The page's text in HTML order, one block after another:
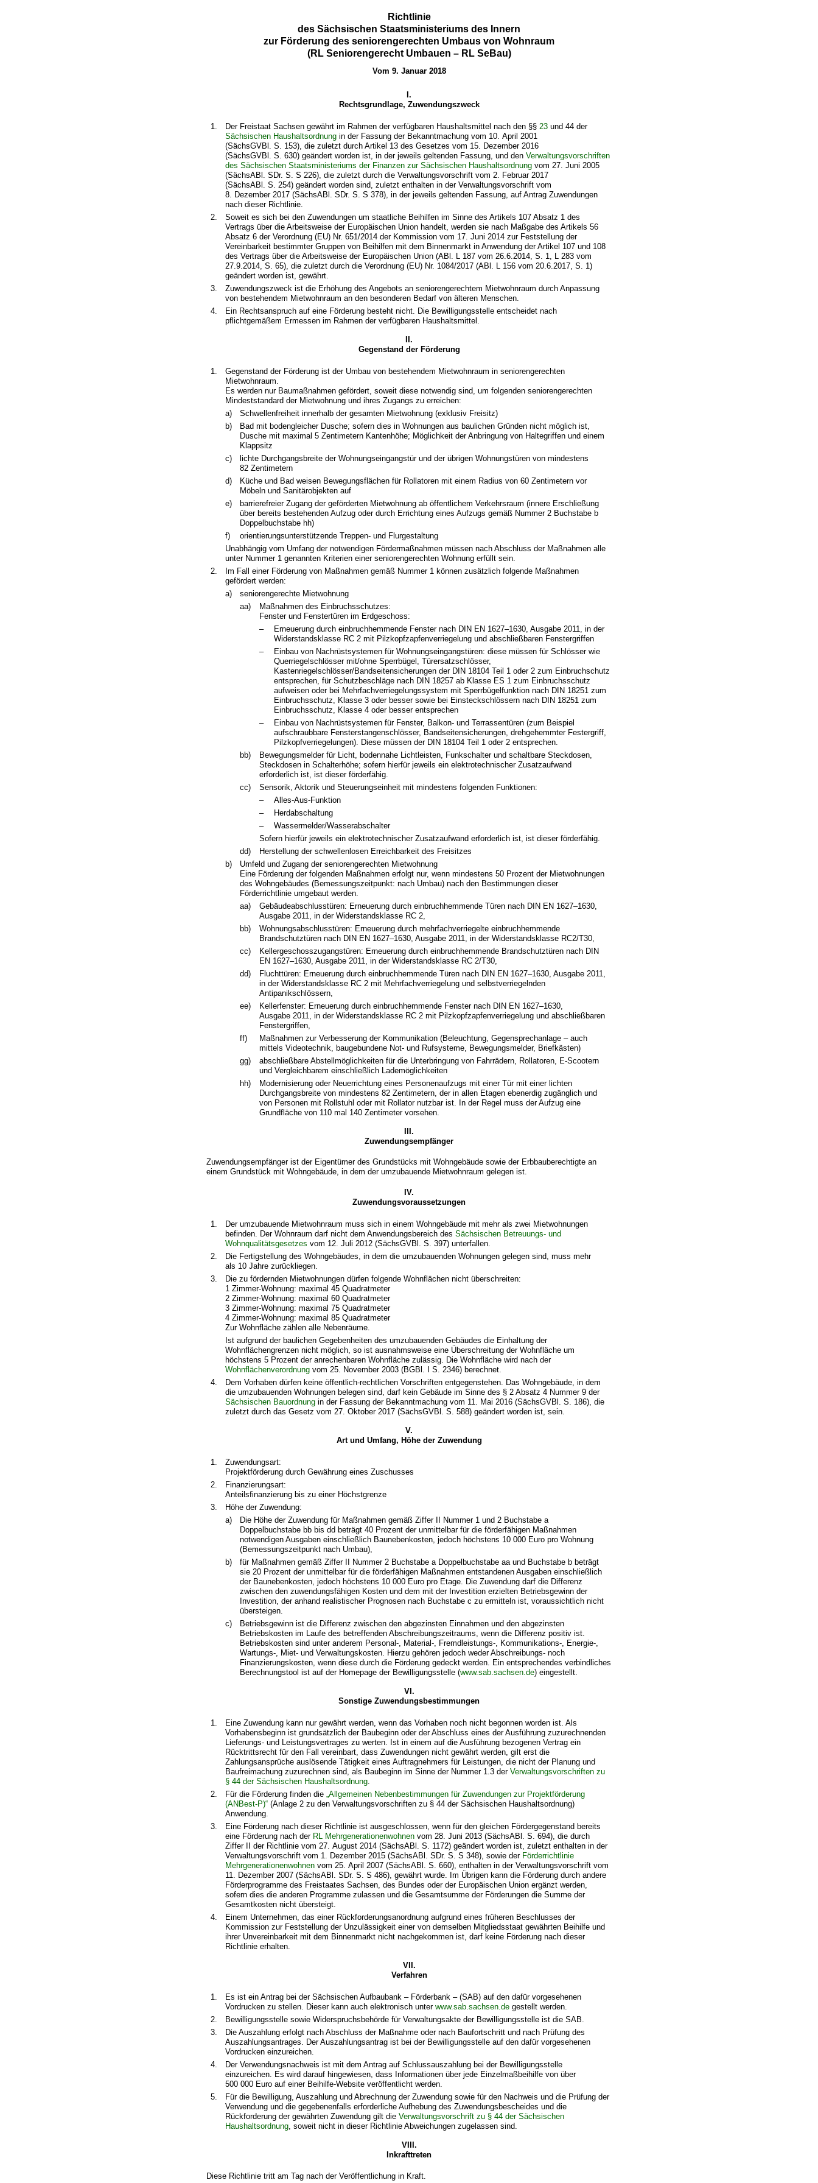
Richtlinie
des Sächsischen Staatsministeriums des Innern
zur Förderung des seniorengerechten Umbaus von Wohnraum
(RL Seniorengerecht Umbauen – RL SeBau)
Vom 9. Januar 2018
I.
Rechtsgrundlage, Zuwendungszweck
1. Der Freistaat Sachsen gewährt im Rahmen der verfügbaren Haushaltsmittel nach den §§ 23und 44 der
Sächsischen Haushaltsordnungin der Fassung der Bekanntmachung vom 10. April 2001
(SächsGVBl. S. 153), die zuletzt durch Artikel 13 des Gesetzes vom 15. Dezember 2016
(SächsGVBl. S. 630) geändert worden ist, in der jeweils geltenden Fassung, und den Verwaltungsvorschriften
des Sächsischen Staatsministeriums der Finanzen zur Sächsischen Haushaltsordnungvom 27. Juni 2005
(SächsABl. SDr. S. S 226), die zuletzt durch die Verwaltungsvorschrift vom 2. Februar 2017
(SächsABl. S. 254) geändert worden sind, zuletzt enthalten in der Verwaltungsvorschrift vom
8. Dezember 2017 (SächsABl. SDr. S. S 378), in der jeweils geltenden Fassung, auf Antrag Zuwendungen
nach dieser Richtlinie.
2.
Soweit es sich bei den Zuwendungen um staatliche Beihilfen im Sinne des Artikels 107 Absatz 1 des
Vertrags über die Arbeitsweise der Europäischen Union handelt, werden sie nach Maßgabe des Artikels 56
Absatz 6 der Verordnung (EU) Nr. 651/2014 der Kommission vom 17. Juni 2014 zur Feststellung der
Vereinbarkeit bestimmter Gruppen von Beihilfen mit dem Binnenmarkt in Anwendung der Artikel 107 und 108
des Vertrags über die Arbeitsweise der Europäischen Union (ABl. L 187 vom 26.6.2014, S. 1, L 283 vom
27.9.2014, S. 65), die zuletzt durch die Verordnung (EU) Nr. 1084/2017 (ABl. L 156 vom 20.6.2017, S. 1)
geändert worden ist, gewährt.
3.
Zuwendungszweck ist die Erhöhung des Angebots an seniorengerechtem Mietwohnraum durch Anpassung
von bestehendem Mietwohnraum an den besonderen Bedarf von älteren Menschen.
4.
Ein Rechtsanspruch auf eine Förderung besteht nicht. Die Bewilligungsstelle entscheidet nach
pflichtgemäßem Ermessen im Rahmen der verfügbaren Haushaltsmittel.
II.
Gegenstand der Förderung
1.
Gegenstand der Förderung ist der Umbau von bestehendem Mietwohnraum in seniorengerechten
Mietwohnraum.
Es werden nur Baumaßnahmen gefördert, soweit diese notwendig sind, um folgenden seniorengerechten
Mindeststandard der Mietwohnung und ihres Zugangs zu erreichen:
a)
Schwellenfreiheit innerhalb der gesamten Mietwohnung (exklusiv Freisitz)
b)
Bad mit bodengleicher Dusche; sofern dies in Wohnungen aus baulichen Gründen nicht möglich ist,
Dusche mit maximal 5 Zentimetern Kantenhöhe; Möglichkeit der Anbringung von Haltegriffen und einem
Klappsitz
c)
lichte Durchgangsbreite der Wohnungseingangstür und der übrigen Wohnungstüren von mindestens
82 Zentimetern
d)
Küche und Bad weisen Bewegungsflächen für Rollatoren mit einem Radius von 60 Zentimetern vor
Möbeln und Sanitärobjekten auf
e)
barrierefreier Zugang der geförderten Mietwohnung ab öffentlichem Verkehrsraum (innere Erschließung
über bereits bestehenden Aufzug oder durch Errichtung eines Aufzugs gemäß Nummer 2 Buchstabe b
Doppelbuchstabe hh)
f)
orientierungsunterstützende Treppen- und Flurgestaltung
Unabhängig vom Umfang der notwendigen Fördermaßnahmen müssen nach Abschluss der Maßnahmen alle
unter Nummer 1 genannten Kriterien einer seniorengerechten Wohnung erfüllt sein.
2.
Im Fall einer Förderung von Maßnahmen gemäß Nummer 1 können zusätzlich folgende Maßnahmen
gefördert werden:
a)
seniorengerechte Mietwohnung
aa)
Maßnahmen des Einbruchsschutzes:
Fenster und Fenstertüren im Erdgeschoss:
–
Erneuerung durch einbruchhemmende Fenster nach DIN EN 1627–1630, Ausgabe 2011, in der
Widerstandsklasse RC 2 mit Pilzkopfzapfenverriegelung und abschließbaren Fenstergriffen
–
Einbau von Nachrüstsystemen für Wohnungseingangstüren: diese müssen für Schlösser wie
Querriegelschlösser mit/ohne Sperrbügel, Türersatzschlösser,
Kastenriegelschlösser/Bandseitensicherungen der DIN 18104 Teil 1 oder 2 zum Einbruchschutz
entsprechen, für Schutzbeschläge nach DIN 18257 ab Klasse ES 1 zum Einbruchsschutz
aufweisen oder bei Mehrfachverriegelungssystem mit Sperrbügelfunktion nach DIN 18251 zum
Einbruchsschutz, Klasse 3 oder besser sowie bei Einsteckschlössern nach DIN 18251 zum
Einbruchsschutz, Klasse 4 oder besser entsprechen
–
Einbau von Nachrüstsystemen für Fenster, Balkon- und Terrassentüren (zum Beispiel
aufschraubbare Fensterstangenschlösser, Bandseitensicherungen, drehgehemmter Festergriff,
Pilzkopfverriegelungen). Diese müssen der DIN 18104 Teil 1 oder 2 entsprechen.
bb)
Bewegungsmelder für Licht, bodennahe Lichtleisten, Funkschalter und schaltbare Steckdosen,
Steckdosen in Schalterhöhe; sofern hierfür jeweils ein elektrotechnischer Zusatzaufwand
erforderlich ist, ist dieser förderfähig.
cc)
Sensorik, Aktorik und Steuerungseinheit mit mindestens folgenden Funktionen:
–
Alles-Aus-Funktion
–
Herdabschaltung
–
Wassermelder/Wasserabschalter
Sofern hierfür jeweils ein elektrotechnischer Zusatzaufwand erforderlich ist, ist dieser förderfähig.
dd)
Herstellung der schwellenlosen Erreichbarkeit des Freisitzes
b)
Umfeld und Zugang der seniorengerechten Mietwohnung
Eine Förderung der folgenden Maßnahmen erfolgt nur, wenn mindestens 50 Prozent der Mietwohnungen
des Wohngebäudes (Bemessungszeitpunkt: nach Umbau) nach den Bestimmungen dieser
Förderrichtlinie umgebaut werden.
aa)
Gebäudeabschlusstüren: Erneuerung durch einbruchhemmende Türen nach DIN EN 1627–1630,
Ausgabe 2011, in der Widerstandsklasse RC 2,
bb)
Wohnungsabschlusstüren: Erneuerung durch mehrfachverriegelte einbruchhemmende
Brandschutztüren nach DIN EN 1627–1630, Ausgabe 2011, in der Widerstandsklasse RC2/T30,
cc)
Kellergeschosszugangstüren: Erneuerung durch einbruchhemmende Brandschutztüren nach DIN
EN 1627–1630, Ausgabe 2011, in der Widerstandsklasse RC 2/T30,
dd)
Fluchttüren: Erneuerung durch einbruchhemmende Türen nach DIN EN 1627–1630, Ausgabe 2011,
in der Widerstandsklasse RC 2 mit Mehrfachverriegelung und selbstverriegelnden
Antipanikschlössern,
ee)
Kellerfenster: Erneuerung durch einbruchhemmende Fenster nach DIN EN 1627–1630,
Ausgabe 2011, in der Widerstandsklasse RC 2 mit Pilzkopfzapfenverriegelung und abschließbaren
Fenstergriffen,
ff)
Maßnahmen zur Verbesserung der Kommunikation (Beleuchtung, Gegensprechanlage – auch
mittels Videotechnik, baugebundene Not- und Rufsysteme, Bewegungsmelder, Briefkästen)
gg)
abschließbare Abstellmöglichkeiten für die Unterbringung von Fahrrädern, Rollatoren, E-Scootern
und Vergleichbarem einschließlich Lademöglichkeiten
hh)
Modernisierung oder Neuerrichtung eines Personenaufzugs mit einer Tür mit einer lichten
Durchgangsbreite von mindestens 82 Zentimetern, der in allen Etagen ebenerdig zugänglich und
von Personen mit Rollstuhl oder mit Rollator nutzbar ist. In der Regel muss der Aufzug eine
Grundfläche von 110 mal 140 Zentimeter vorsehen.
III.
Zuwendungsempfänger
Zuwendungsempfänger ist der Eigentümer des Grundstücks mit Wohngebäude sowie der Erbbauberechtigte an
einem Grundstück mit Wohngebäude, in dem der umzubauende Mietwohnraum gelegen ist.
IV.
Zuwendungsvoraussetzungen
1.
Der umzubauende Mietwohnraum muss sich in einem Wohngebäude mit mehr als zwei Mietwohnungen
befinden. Der Wohnraum darf nicht dem Anwendungsbereich des Sächsischen Betreuungs- und
Wohnqualitätsgesetzes vom 12. Juli 2012 (SächsGVBl. S. 397) unterfallen.
2.
Die Fertigstellung des Wohngebäudes, in dem die umzubauenden Wohnungen gelegen sind, muss mehr
als 10 Jahre zurückliegen.
3.
Die zu fördernden Mietwohnungen dürfen folgende Wohnflächen nicht überschreiten:
1 Zimmer-Wohnung: maximal 45 Quadratmeter
2 Zimmer-Wohnung: maximal 60 Quadratmeter
3 Zimmer-Wohnung: maximal 75 Quadratmeter
4 Zimmer-Wohnung: maximal 85 Quadratmeter
Zur Wohnfläche zählen alle Nebenräume.
Ist aufgrund der baulichen Gegebenheiten des umzubauenden Gebäudes die Einhaltung der
Wohnflächengrenzen nicht möglich, so ist ausnahmsweise eine Überschreitung der Wohnfläche um
höchstens 5 Prozent der anrechenbaren Wohnfläche zulässig. Die Wohnfläche wird nach der
Wohnflächenverordnungvom 25. November 2003 (BGBl. I S. 2346) berechnet.
4.
Dem Vorhaben dürfen keine öffentlich-rechtlichen Vorschriften entgegenstehen. Das Wohngebäude, in dem
die umzubauenden Wohnungen belegen sind, darf kein Gebäude im Sinne des § 2 Absatz 4 Nummer 9 der
Sächsischen Bauordnungin der Fassung der Bekanntmachung vom 11. Mai 2016 (SächsGVBl. S. 186), die
zuletzt durch das Gesetz vom 27. Oktober 2017 (SächsGVBl. S. 588) geändert worden ist, sein.
V.
Art und Umfang, Höhe der Zuwendung
1.
Zuwendungsart:
Projektförderung durch Gewährung eines Zuschusses
2.
Finanzierungsart:
Anteilsfinanzierung bis zu einer Höchstgrenze
3.
Höhe der Zuwendung:
a)
Die Höhe der Zuwendung für Maßnahmen gemäß Ziffer II Nummer 1 und 2 Buchstabe a
Doppelbuchstabe bb bis dd beträgt 40 Prozent der unmittelbar für die förderfähigen Maßnahmen
notwendigen Ausgaben einschließlich Baunebenkosten, jedoch höchstens 10 000 Euro pro Wohnung
(Bemessungszeitpunkt nach Umbau),
b)
für Maßnahmen gemäß Ziffer II Nummer 2 Buchstabe a Doppelbuchstabe aa und Buchstabe b beträgt
sie 20 Prozent der unmittelbar für die förderfähigen Maßnahmen entstandenen Ausgaben einschließlich
der Baunebenkosten, jedoch höchstens 10 000 Euro pro Etage. Die Zuwendung darf die Differenz
zwischen den zuwendungsfähigen Kosten und dem mit der Investition erzielten Betriebsgewinn der
Investition, der anhand realistischer Prognosen nach Buchstabe c zu ermitteln ist, voraussichtlich nicht
übersteigen.
c)
Betriebsgewinn ist die Differenz zwischen den abgezinsten Einnahmen und den abgezinsten
Betriebskosten im Laufe des betreffenden Abschreibungszeitraums, wenn die Differenz positiv ist.
Betriebskosten sind unter anderem Personal-, Material-, Fremdleistungs-, Kommunikations-, Energie-,
Wartungs-, Miet- und Verwaltungskosten. Hierzu gehören jedoch weder Abschreibungs- noch
Finanzierungskosten, wenn diese durch die Förderung gedeckt werden. Ein entsprechendes verbindliches
Berechnungstool ist auf der Homepage der Bewilligungsstelle (www.sab.sachsen.de) eingestellt.
VI.
Sonstige Zuwendungsbestimmungen
1.
Eine Zuwendung kann nur gewährt werden, wenn das Vorhaben noch nicht begonnen worden ist. Als
Vorhabensbeginn ist grundsätzlich der Baubeginn oder der Abschluss eines der Ausführung zuzurechnenden
Lieferungs- und Leistungsvertrages zu werten. Ist in einem auf die Ausführung bezogenen Vertrag ein
Rücktrittsrecht für den Fall vereinbart, dass Zuwendungen nicht gewährt werden, gilt erst die
Zahlungsansprüche auslösende Tätigkeit eines Auftragnehmers für Leistungen, die nicht der Planung und
Baufreimachung zuzurechnen sind, als Baubeginn im Sinne der Nummer 1.3 der Verwaltungsvorschriften zu
§ 44 der Sächsischen Haushaltsordnung.
2.
Für die Förderung finden die „Allgemeinen Nebenbestimmungen für Zuwendungen zur Projektförderung
(ANBest-P)“(Anlage 2 zu den Verwaltungsvorschriften zu § 44 der Sächsischen Haushaltsordnung)
Anwendung.
3.
Eine Förderung nach dieser Richtlinie ist ausgeschlossen, wenn für den gleichen Fördergegenstand bereits
eine Förderung nach der RL Mehrgenerationenwohnenvom 28. Juni 2013 (SächsABl. S. 694), die durch
Ziffer II der Richtlinie vom 27. August 2014 (SächsABl. S. 1172) geändert worden ist, zuletzt enthalten in der
Verwaltungsvorschrift vom 1. Dezember 2015 (SächsABl. SDr. S. S 348), sowie der Förderrichtlinie
Mehrgenerationenwohnenvom 25. April 2007 (SächsABl. S. 660), enthalten in der Verwaltungsvorschrift vom
11. Dezember 2007 (SächsABl. SDr. S. S 486), gewährt wurde. Im Übrigen kann die Förderung durch andere
Förderprogramme des Freistaates Sachsen, des Bundes oder der Europäischen Union ergänzt werden,
sofern dies die anderen Programme zulassen und die Gesamtsumme der Förderungen die Summe der
Gesamtkosten nicht übersteigt.
4.
Einem Unternehmen, das einer Rückforderungsanordnung aufgrund eines früheren Beschlusses der
Kommission zur Feststellung der Unzulässigkeit einer von demselben Mitgliedsstaat gewährten Beihilfe und
ihrer Unvereinbarkeit mit dem Binnenmarkt nicht nachgekommen ist, darf keine Förderung nach dieser
Richtlinie erhalten.
VII.
Verfahren
1.
Es ist ein Antrag bei der Sächsischen Aufbaubank – Förderbank – (SAB) auf den dafür vorgesehenen
Vordrucken zu stellen. Dieser kann auch elektronisch unter www.sab.sachsen.degestellt werden.
2.
Bewilligungsstelle sowie Widerspruchsbehörde für Verwaltungsakte der Bewilligungsstelle ist die SAB.
3.
Die Auszahlung erfolgt nach Abschluss der Maßnahme oder nach Baufortschritt und nach Prüfung des
Auszahlungsantrages. Der Auszahlungsantrag ist bei der Bewilligungsstelle auf den dafür vorgesehenen
Vordrucken einzureichen.
4.
Der Verwendungsnachweis ist mit dem Antrag auf Schlussauszahlung bei der Bewilligungsstelle
einzureichen. Es wird darauf hingewiesen, dass Informationen über jede Einzelmaßbeihilfe von über
500 000 Euro auf einer Beihilfe-Website veröffentlicht werden.
5.
Für die Bewilligung, Auszahlung und Abrechnung der Zuwendung sowie für den Nachweis und die Prüfung der
Verwendung und die gegebenenfalls erforderliche Aufhebung des Zuwendungsbescheides und die
Rückforderung der gewährten Zuwendung gilt die Verwaltungsvorschrift zu § 44 der Sächsischen
Haushaltsordnung, soweit nicht in dieser Richtlinie Abweichungen zugelassen sind.
VIII.
Inkrafttreten
Diese Richtlinie tritt am Tag nach der Veröffentlichung in Kraft.